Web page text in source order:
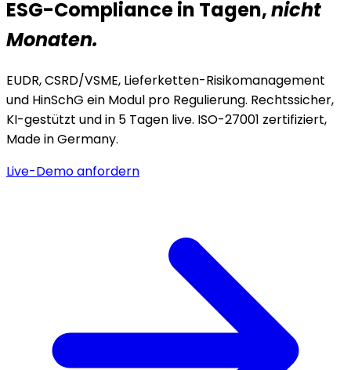
ESG-Compliance in Tagen,nicht
Monaten.
EUDR, CSRD/VSME, Lieferketten-Risikomanagement
und HinSchG ein Modul pro Regulierung. Rechtssicher,
KI-gestützt und in 5 Tagen live. ISO-27001 zertifiziert,
Made in Germany.
Live-Demo anfordern